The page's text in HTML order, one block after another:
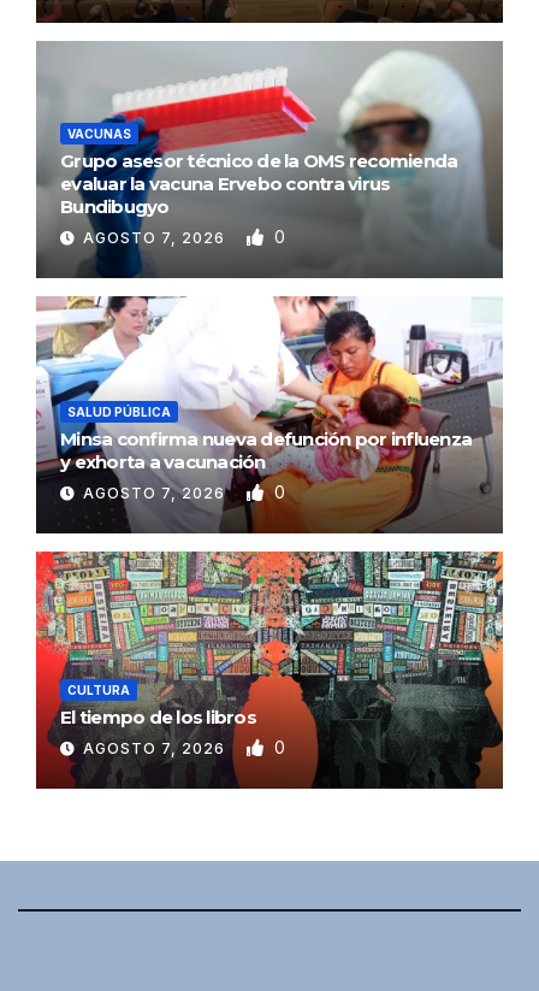
VACUNAS
Grupo asesor técnico de la OMS recomienda
evaluar la vacuna Ervebo contra virus
Bundibugyo
AGOSTO 7, 2026 0
SALUD PÚBLICA
Minsa confirma nueva defunción por influenza
y exhorta a vacunación
AGOSTO 7, 2026 0
CULTURA
El tiempo de los libros
AGOSTO 7, 2026 0